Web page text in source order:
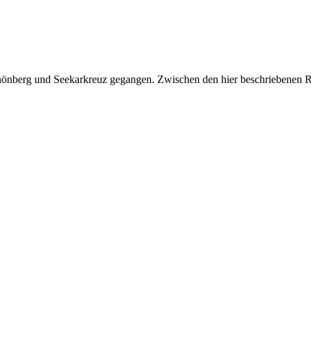
und Seekarkreuz gegangen. Zwischen den hier beschriebenen